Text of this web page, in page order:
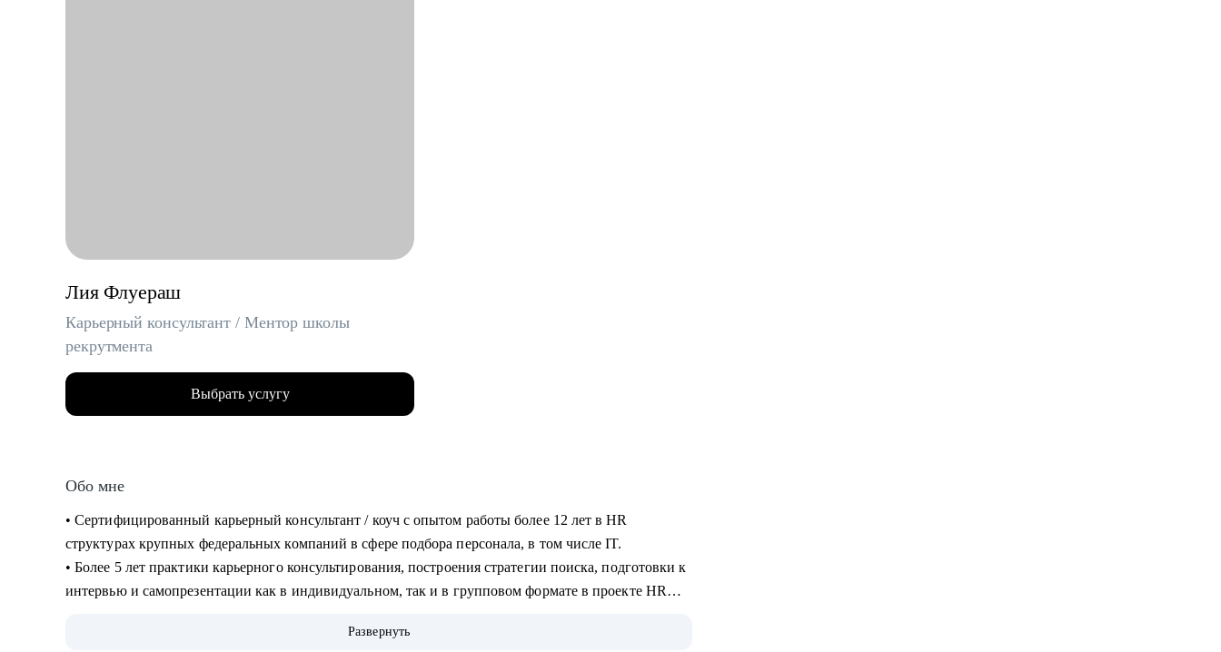
Лия Флуераш
Карьерный консультант / Ментор школы
рекрутмента
Выбрать услугу
Обо мне
• Сертифицированный карьерный консультант / коуч с опытом работы более 12 лет в HR
структурах крупных федеральных компаний в сфере подбора персонала, в том числе IT.
• Более 5 лет практики карьерного консультирования, построения стратегии поиска, подготовки к
интервью и самопрезентации как в индивидуальном, так и в групповом формате в проекте HR
• 5000+ составленных резюме для специалистов разного уровня и специализации.
Развернуть